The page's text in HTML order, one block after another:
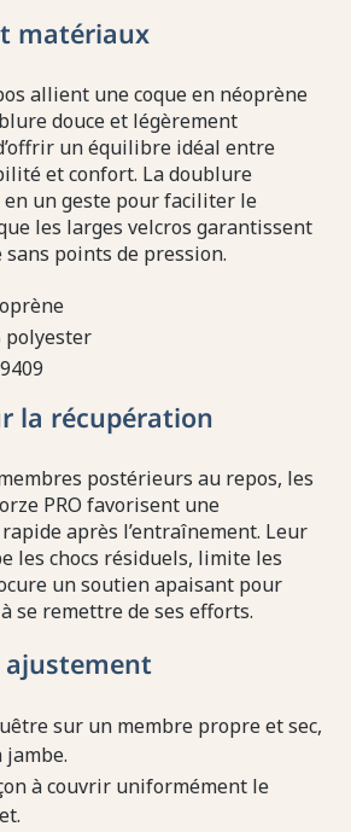
matériaux
allient une coque en néoprène
douce et légèrement
un équilibre idéal entre
et confort. La doublure
un geste pour faciliter le
les larges velcros garantissent
points de pression.
polyester
la récupération
postérieurs au repos, les
PRO favorisent une
après l’entraînement. Leur
les chocs résiduels, limite les
un soutien apaisant pour
se remettre de ses efforts.
sur un membre propre et sec,
à couvrir uniformément le